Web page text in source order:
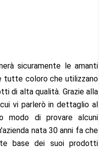
sicuramente le amanti
tutte coloro che utilizzano
di alta qualità. Grazie alla
vi parlerò in dettaglio al
modo di provare alcuni
nata 30 anni fa che
base dei suoi prodotti